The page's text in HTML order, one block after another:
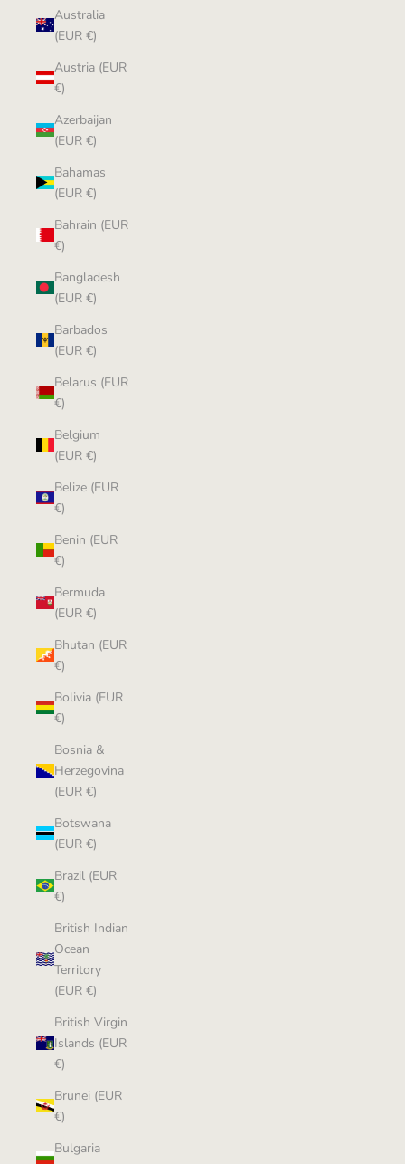
Australia
(EUR €)
Austria (EUR
€)
Azerbaijan
(EUR €)
Bahamas
(EUR €)
Bahrain (EUR
€)
Bangladesh
(EUR €)
Barbados
(EUR €)
Belarus (EUR
€)
Belgium
(EUR €)
Belize (EUR
€)
Benin (EUR
€)
Bermuda
(EUR €)
Bhutan (EUR
€)
Bolivia (EUR
€)
Bosnia &
Herzegovina
(EUR €)
Botswana
(EUR €)
Brazil (EUR
€)
British Indian
Ocean
Territory
(EUR €)
British Virgin
Islands (EUR
€)
Brunei (EUR
€)
Bulgaria